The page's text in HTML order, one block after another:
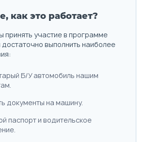
как это работает?
принять участие в программе
выполнить наиболее
Б/У автомобиль нашим
документы на машину.
паспорт и водительское